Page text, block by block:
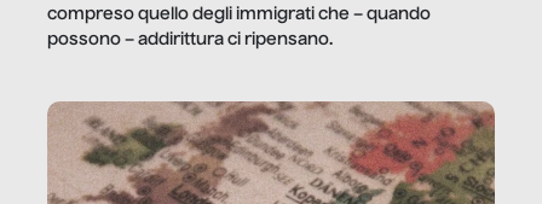
compreso quello degli immigrati che – quando
possono – addirittura ci ripensano.